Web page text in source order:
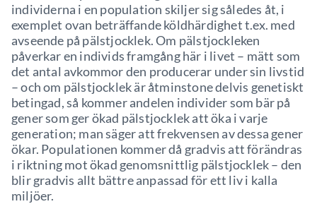
individerna i en population skiljer sig således åt, i
exemplet ovan beträffande köldhärdighet t.ex. med
avseende på pälstjocklek. Om pälstjockleken
påverkar en individs framgång här i livet – mätt som
det antal avkommor den producerar under sin livstid
– och om pälstjocklek är åtminstone delvis genetiskt
betingad, så kommer andelen individer som bär på
gener som ger ökad pälstjocklek att öka i varje
generation; man säger att frekvensen av dessa gener
ökar. Populationen kommer då gradvis att förändras
i riktning mot ökad genomsnittlig pälstjocklek – den
blir gradvis allt bättre anpassad för ett liv i kalla
miljöer.